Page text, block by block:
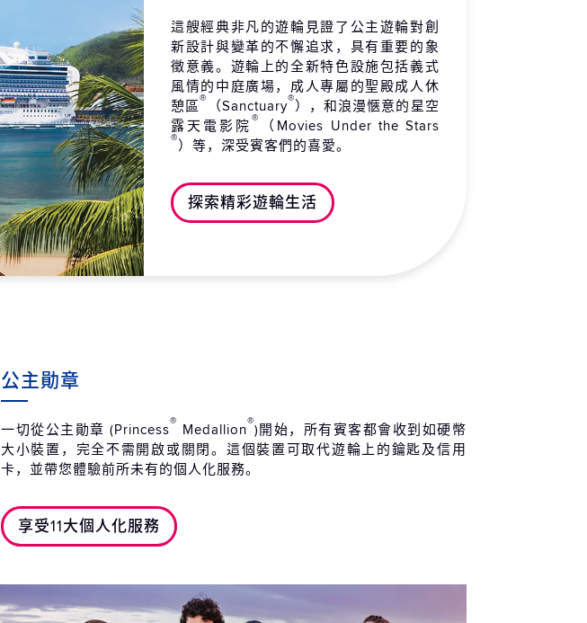
第8天
阿拉斯加州 冰河灣國家公園 (景
觀巡航)
2027 / 05 / 17 (一)
09:15 18:15
第9天 阿拉斯加州 史凱威
2027 / 05 / 18 (二)
05:30 20:45
第10天 阿拉斯加州 朱諾
第11天 阿拉斯加州 科奇坎
第12天
這艘經典非凡的遊輪見證了公主遊輪對創
新設計與變革的不懈追求，具有重要的象
徵意義。遊輪上的全新特色設施包括義式
風情的中庭廣場，成人專屬的聖殿成人休
憩區® （Sanctuary®），和浪漫愜意的星空
露天電影院® （Movies Under the Stars
®）等，深受賓客們的喜愛。
探索精彩遊輪生活
公主勛章
一切從公主勛章 (Princess® Medallion®)開始，所有賓客都會收到如硬幣
大小裝置，完全不需開啟或關閉。這個裝置可取代遊輪上的鑰匙及信用
卡，並帶您體驗前所未有的個人化服務。
享受11大個人化服務